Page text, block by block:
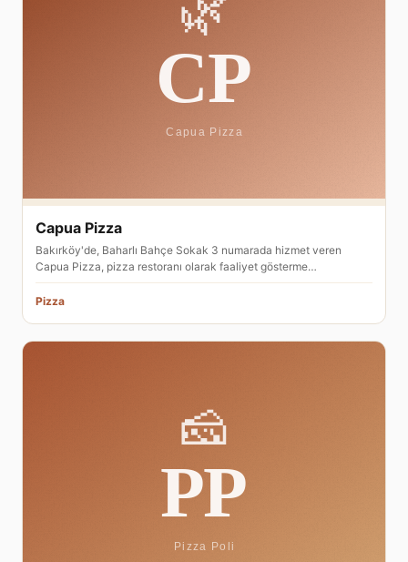
Capua Pizza
Bakırköy'de, Baharlı Bahçe Sokak 3 numarada hizmet veren
Capua Pizza, pizza restoranı olarak faaliyet gösterme…
Pizza